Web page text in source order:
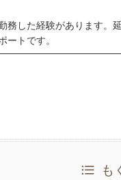
務した経験があります。
ートです。
も